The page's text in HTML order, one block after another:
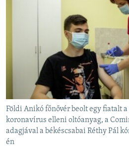
A PÉNZ NYOMÁBAN
KLÍMAVÁLTOZÁS
A MÚLT TANULSÁGAI
KÖVESSEN MINKET!
Földi Anikó főnővér beolt egy fiatalt
koronavírus elleni oltóanyag, a
adagjával a békéscsabai Réthy Pál
én